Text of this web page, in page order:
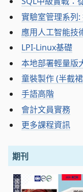
實驗室管理系列
應用人工智能技
LPI-Linux基礎
本地部署輕量版
童裝製作 (半截
手語高階
會計文員實務
更多課程資訊
期刊